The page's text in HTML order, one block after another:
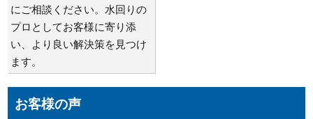
にご相談ください。水回りの
プロとしてお客様に寄り添
い、より良い解決策を見つけ
ます。
お客様の声